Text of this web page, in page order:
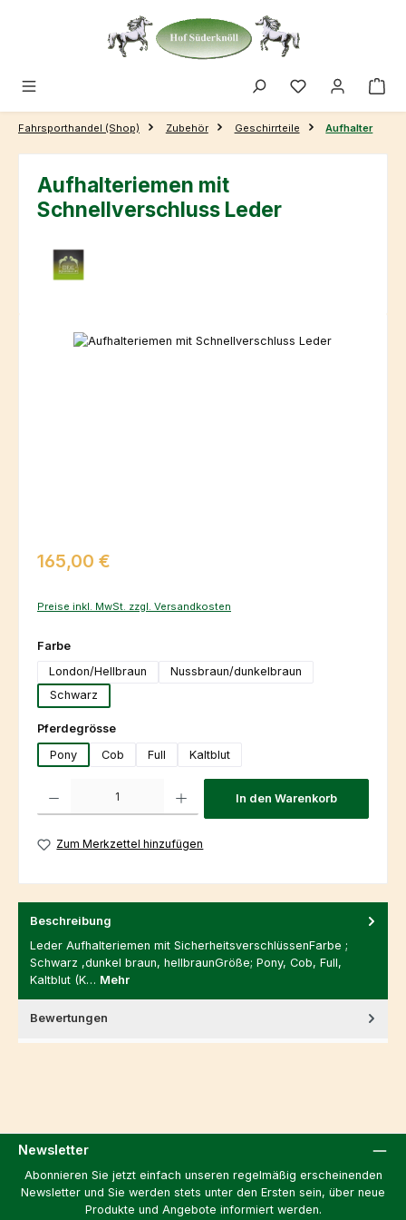
Zum Hauptinhalt springen
Fahrsporthandel (Shop) Zubehör Geschirrteile Aufhalter
Aufhalteriemen mit
Schnellverschluss Leder
Bildergalerie überspringen
Regulärer Preis:
165,00 €
Preise inkl. MwSt. zzgl. Versandkosten
Farbeauswählen
London/Hellbraun
Nussbraun/dunkelbraun
Schwarz
Pferdegrösseauswählen
Pony
Cob Full Kaltblut
In den Warenkorb
Zum Merkzettel hinzufügen
Beschreibung
Leder Aufhalteriemen mit SicherheitsverschlüssenFarbe ;
Schwarz ,dunkel braun, hellbraunGröße; Pony, Cob, Full,
Kaltblut (K… Mehr
Bewertungen
Newsletter
Abonnieren Sie jetzt einfach unseren regelmäßig erscheinenden
Newsletter und Sie werden stets unter den Ersten sein, über neue
Produkte und Angebote informiert werden.